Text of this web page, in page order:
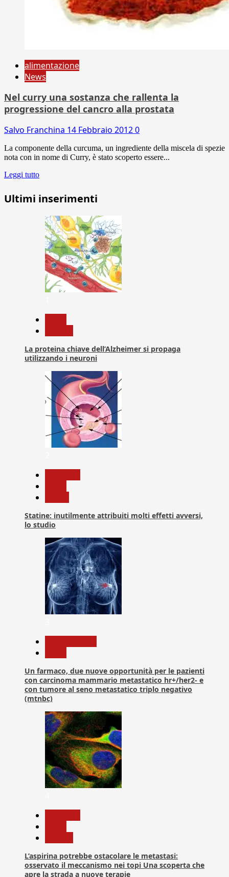
alimentazione
News
Nel curry una sostanza che rallenta la
progressione del cancro alla prostata
Salvo Franchina 14 Febbraio 20120
La componente della curcuma, un ingrediente della miscela di spezie
nota con in nome di Curry, è stato scoperto essere...
Leggi tutto
Ultimi inserimenti
La proteina chiave dell’Alzheimer si propaga
utilizzando i neuroni
Statine: inutilmente attribuiti molti effetti avversi,
lo studio
Un farmaco, due nuove opportunità per le pazienti
con carcinoma mammario metastatico hr+/her2- e
con tumore al seno metastatico triplo negativo
(mtnbc)
L’aspirina potrebbe ostacolare le metastasi:
osservato il meccanismo nei topi Una scoperta che
apre la strada a nuove terapie